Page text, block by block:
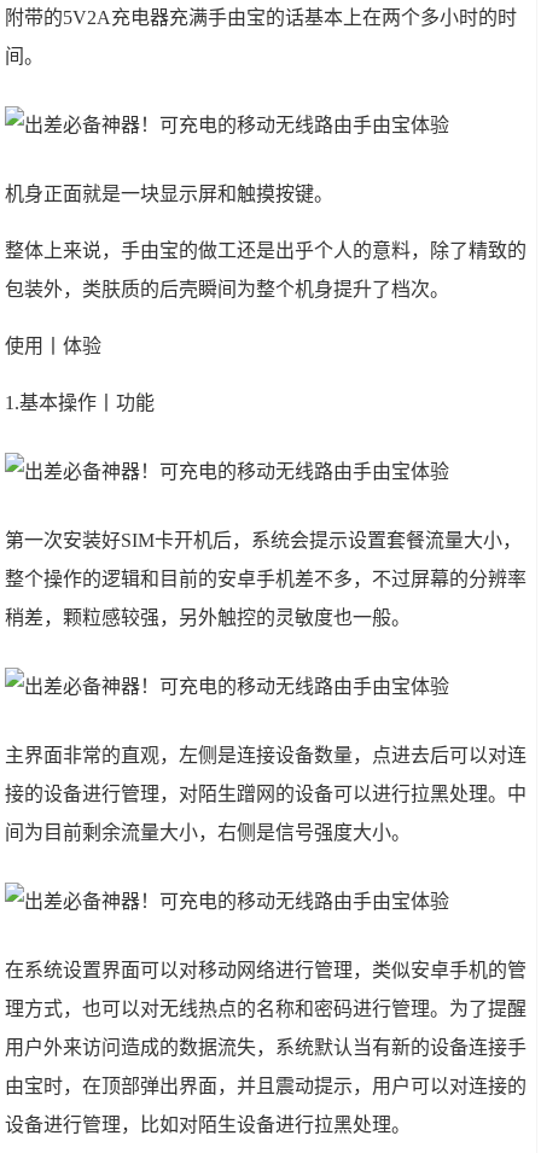
附带的5V2A充电器充满手由宝的话基本上在两个多小时的时
间。
机身正面就是一块显示屏和触摸按键。
整体上来说，手由宝的做工还是出乎个人的意料，除了精致的
包装外，类肤质的后壳瞬间为整个机身提升了档次。
使用丨体验
1.基本操作丨功能
第一次安装好SIM卡开机后，系统会提示设置套餐流量大小，
整个操作的逻辑和目前的安卓手机差不多，不过屏幕的分辨率
稍差，颗粒感较强，另外触控的灵敏度也一般。
主界面非常的直观，左侧是连接设备数量，点进去后可以对连
接的设备进行管理，对陌生蹭网的设备可以进行拉黑处理。中
间为目前剩余流量大小，右侧是信号强度大小。
在系统设置界面可以对移动网络进行管理，类似安卓手机的管
理方式，也可以对无线热点的名称和密码进行管理。为了提醒
用户外来访问造成的数据流失，系统默认当有新的设备连接手
由宝时，在顶部弹出界面，并且震动提示，用户可以对连接的
设备进行管理，比如对陌生设备进行拉黑处理。